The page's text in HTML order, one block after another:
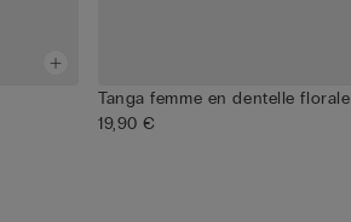
Tanga femme en dentelle florale
19,90 €